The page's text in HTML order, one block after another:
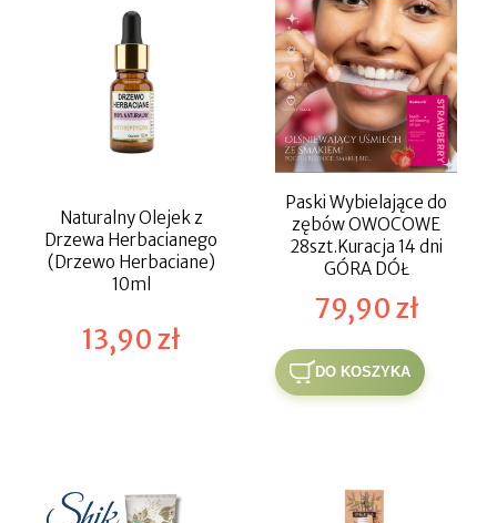
Naturalny Olejek z
Drzewa Herbacianego
(Drzewo Herbaciane)
10ml
13,90 zł
Paski Wybielające do
zębów OWOCOWE
28szt.Kuracja 14 dni
GÓRA DÓŁ
79,90 zł
DO KOSZYKA